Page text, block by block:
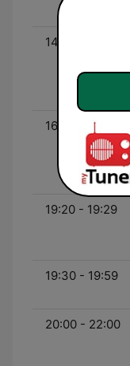
14:00 - 16:00
16:00 - 19:00
19:20 - 19:29
19:30 - 19:59
20:00 - 22:00